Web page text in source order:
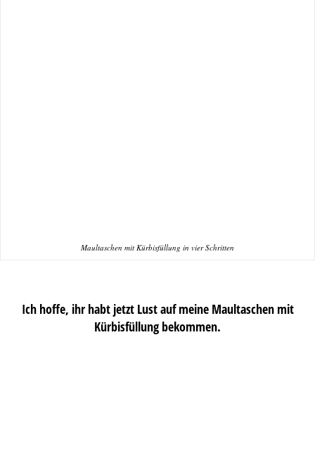
Maultaschen mit Kürbisfüllung in vier Schritten
Ich hoffe, ihr habt jetzt Lust auf meine Maultaschen mit
Kürbisfüllung bekommen.